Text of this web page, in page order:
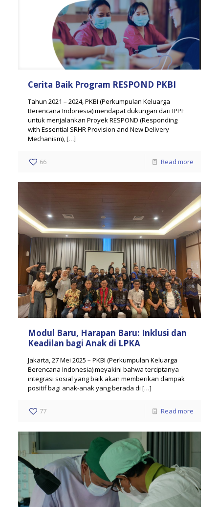
Cerita Baik Program RESPOND PKBI
Tahun 2021 – 2024, PKBI (Perkumpulan Keluarga
Berencana Indonesia) mendapat dukungan dari IPPF
untuk menjalankan Proyek RESPOND (Responding
with Essential SRHR Provision and New Delivery
Mechanism),[…]
66 Read more
Modul Baru, Harapan Baru: Inklusi dan
Keadilan bagi Anak di LPKA
Jakarta, 27 Mei 2025 – PKBI (Perkumpulan Keluarga
Berencana Indonesia) meyakini bahwa terciptanya
integrasi sosial yang baik akan memberikan dampak
positif bagi anak-anak yang berada di […]
77 Read more